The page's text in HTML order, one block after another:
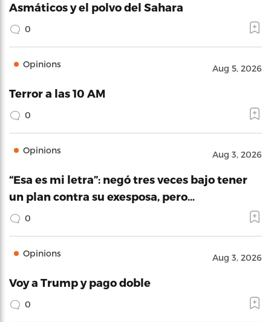
Asmáticos y el polvo del Sahara
0
Opinions Aug 5, 2026
Terror a las 10 AM
0
Opinions Aug 3, 2026
“Esa es mi letra”: negó tres veces bajo tener
un plan contra su exesposa, pero…
0
Opinions Aug 3, 2026
Voy a Trump y pago doble
0